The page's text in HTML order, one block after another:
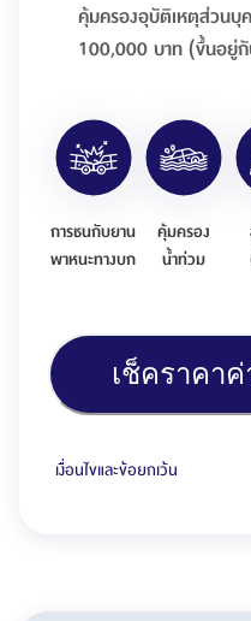
คุ้มครองอุบัติเหตุส่วนบุ
100,000 บาท (ขึ้นอยู่
การชนกับยาน
พาหนะทางบก
คุ้มครอง
น้ำท่วม
เช็คราคา
เงื่อนไขและข้อยกเว้น